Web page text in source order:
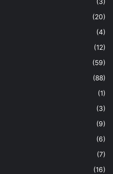
(20)
(4)
(12)
(59)
(88)
(1)
(3)
(9)
(6)
(7)
(16)